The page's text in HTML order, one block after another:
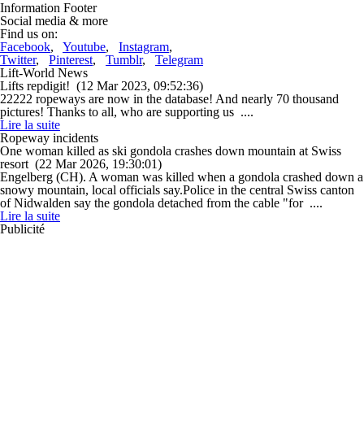
Information Footer
Social media & more
Find us on:
Facebook, Youtube, Instagram,
Twitter, Pinterest, Tumblr, Telegram
Lift-World News
Lifts repdigit! (12 Mar 2023, 09:52:36)
22222 ropeways are now in the database! And nearly 70 thousand
pictures! Thanks to all, who are supporting us ....
Lire la suite
Ropeway incidents
One woman killed as ski gondola crashes down mountain at Swiss
resort (22 Mar 2026, 19:30:01)
Engelberg (CH). A woman was killed when a gondola crashed down a
snowy mountain, local officials say.Police in the central Swiss canton
of Nidwalden say the gondola detached from the cable "for ....
Lire la suite
Publicité